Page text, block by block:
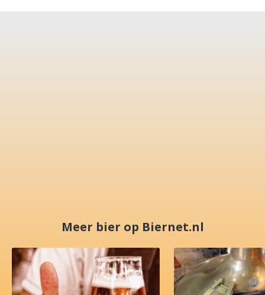
Meer bier op Biernet.nl